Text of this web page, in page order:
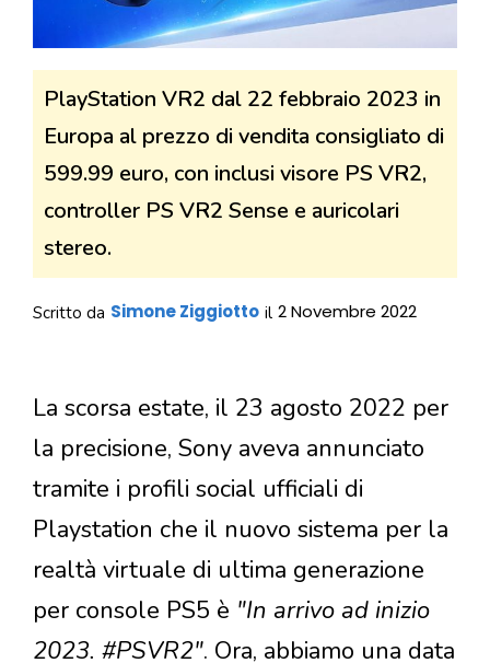
PlayStation VR2 dal 22 febbraio 2023 in
Europa al prezzo di vendita consigliato di
599.99 euro, con inclusi visore PS VR2,
controller PS VR2 Sense e auricolari
stereo.
Scritto da Simone Ziggiotto il 2 Novembre 2022
La scorsa estate, il 23 agosto 2022 per
la precisione, Sony aveva annunciato
tramite i profili social ufficiali di
Playstation che il nuovo sistema per la
realtà virtuale di ultima generazione
per console PS5 è "In arrivo ad inizio
2023. #PSVR2". Ora, abbiamo una data